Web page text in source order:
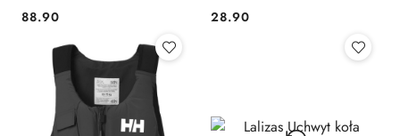
Cena:
88.90 Cena:
28.90